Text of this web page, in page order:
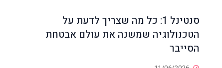
סנטינל 1: כל מה שצריך לדעת על
הטכנולוגיה שמשנה את עולם אבטחת
הסייבר